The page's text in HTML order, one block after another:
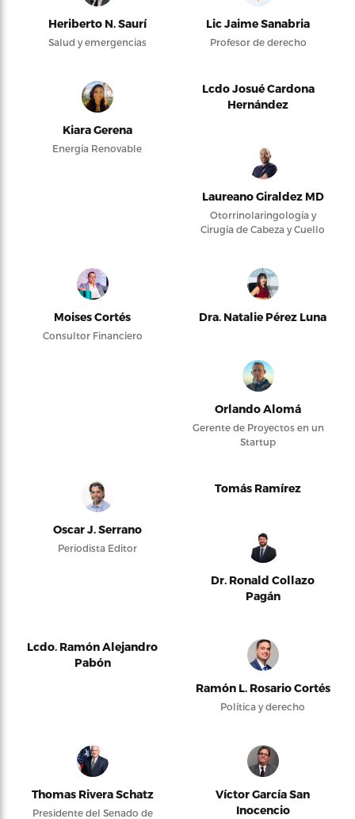
Heriberto N. Saurí
Salud y emergencias
Lic Jaime Sanabria
Profesor de derecho
Kiara Gerena
Energía Renovable
Lcdo Josué Cardona
Hernández
Laureano Giraldez MD
Otorrinolaringología y
Cirugía de Cabeza y Cuello
Moises Cortés
Consultor Financiero
Dra. Natalie Pérez Luna
Orlando Alomá
Gerente de Proyectos en un
Startup
Oscar J. Serrano
Periodista Editor
Tomás Ramírez
Dr. Ronald Collazo
Pagán
Lcdo. Ramón Alejandro
Pabón
Ramón L. Rosario Cortés
Política y derecho
Thomas Rivera Schatz
Presidente del Senado de
Víctor García San
Inocencio